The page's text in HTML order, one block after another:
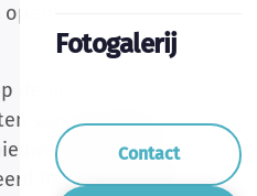
Fotogalerij
Contact
voor een hapje en
de fiets in Dalen. Ook
vanaf sportpark ’t
uitdagende routes
fietsplezier. In Dalen